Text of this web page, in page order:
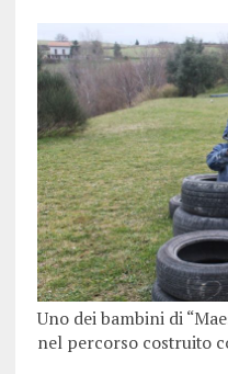
Uno dei bambini di
nel percorso costruito